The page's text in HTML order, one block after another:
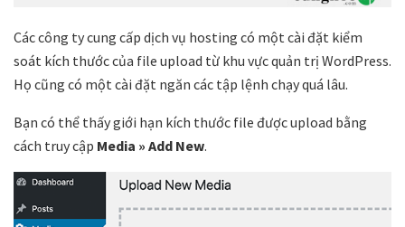
Các công ty cung cấp dịch vụ hosting có một cài đặt kiểm
soát kích thước của file upload từ khu vực quản trị WordPress.
Họ cũng có một cài đặt ngăn các tập lệnh chạy quá lâu.
Bạn có thể thấy giới hạn kích thước file được upload bằng
cách truy cập Media » Add New.